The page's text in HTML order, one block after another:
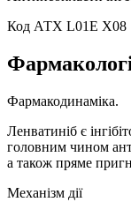
Код АТХ L01E X08
Фармакодинаміка.
Ленватиніб є
головним чином
а також пряме
Механізм дії